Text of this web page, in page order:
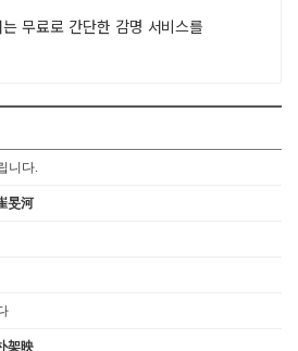
무료로 간단한 감명 서비스를
니다.
旻河
架映